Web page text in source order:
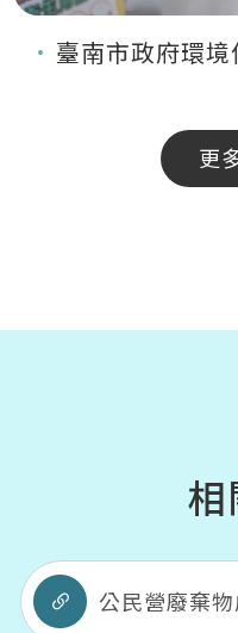
臺南市政府環
更
相
公民營廢棄